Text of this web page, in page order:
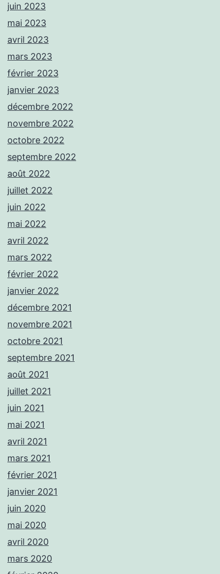
juin 2023
mai 2023
avril 2023
mars 2023
février 2023
janvier 2023
décembre 2022
novembre 2022
octobre 2022
septembre 2022
août 2022
juillet 2022
juin 2022
mai 2022
avril 2022
mars 2022
février 2022
janvier 2022
décembre 2021
novembre 2021
octobre 2021
septembre 2021
août 2021
juillet 2021
juin 2021
mai 2021
avril 2021
mars 2021
février 2021
janvier 2021
juin 2020
mai 2020
avril 2020
mars 2020